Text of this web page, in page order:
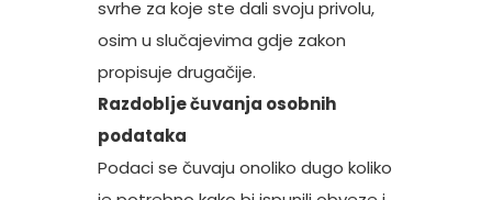
svrhe za koje ste dali svoju privolu,
osim u slučajevima gdje zakon
propisuje drugačije.
Razdoblje čuvanja osobnih
podataka
Podaci se čuvaju onoliko dugo koliko